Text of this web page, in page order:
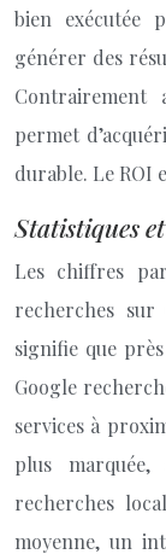
bien exécutée
générer des
Contrairement
permet
durable. Le ROI
Statistiques
Les chiffres
recherches
signifie que
Google
services à
plus
recherches
moyenne, un